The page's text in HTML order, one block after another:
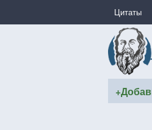
Цитаты